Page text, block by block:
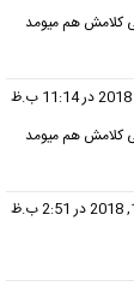
کلامش هم میومد
کلامش هم میومد